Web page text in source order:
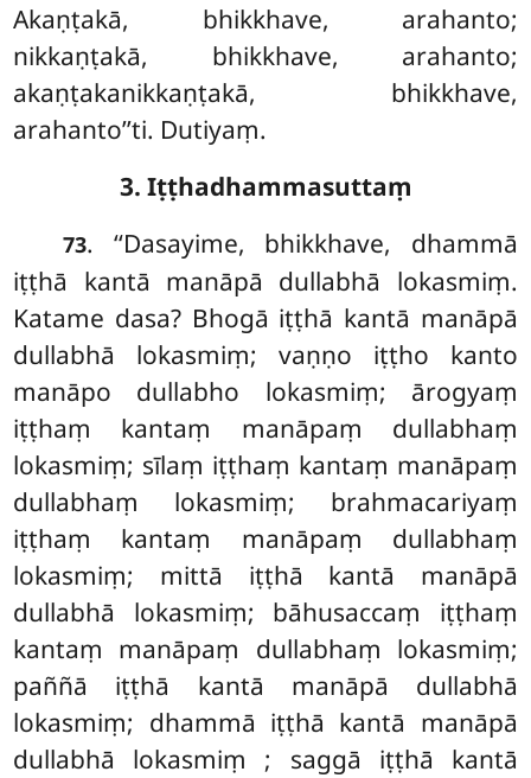
Akaṇṭakā, bhikkhave, arahanto;
nikkaṇṭakā, bhikkhave, arahanto;
akaṇṭakanikkaṇṭakā, bhikkhave,
arahanto’’ti. Dutiyaṃ.
3. Iṭṭhadhammasuttaṃ
73. ‘‘Dasayime, bhikkhave, dhammā
iṭṭhā kantā manāpā dullabhā lokasmiṃ.
Katame dasa? Bhogā iṭṭhā kantā manāpā
dullabhā lokasmiṃ; vaṇṇo iṭṭho kanto
manāpo dullabho lokasmiṃ; ārogyaṃ
iṭṭhaṃ kantaṃ manāpaṃ dullabhaṃ
lokasmiṃ; sīlaṃ iṭṭhaṃ kantaṃ manāpaṃ
dullabhaṃ lokasmiṃ; brahmacariyaṃ
iṭṭhaṃ kantaṃ manāpaṃ dullabhaṃ
lokasmiṃ; mittā iṭṭhā kantā manāpā
dullabhā lokasmiṃ; bāhusaccaṃ iṭṭhaṃ
kantaṃ manāpaṃ dullabhaṃ lokasmiṃ;
paññā iṭṭhā kantā manāpā dullabhā
lokasmiṃ; dhammā iṭṭhā kantā manāpā
dullabhā lokasmiṃ ; saggā iṭṭhā kantā